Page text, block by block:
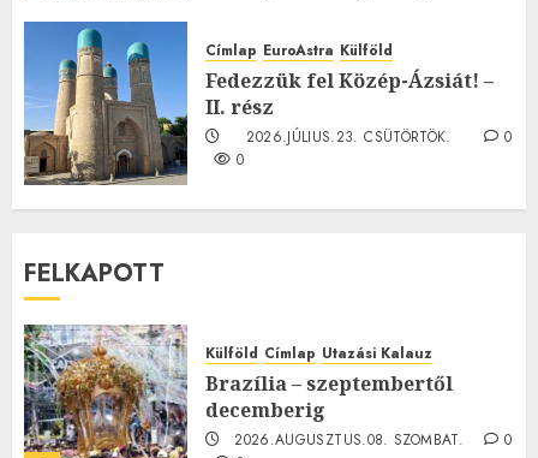
2026.JÚLIUS.23. CSÜTÖRTÖK.
0
Címlap EuroAstra Külföld
Fedezzük fel Közép-Ázsiát! –
II. rész
2026.JÚLIUS.23. CSÜTÖRTÖK.
0
0
FELKAPOTT
Külföld Címlap Utazási Kalauz
Brazília – szeptembertől
decemberig
2026.AUGUSZTUS.08. SZOMBAT.
0